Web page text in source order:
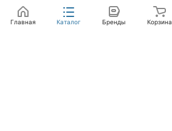
Главная Каталог Бренды Корзина